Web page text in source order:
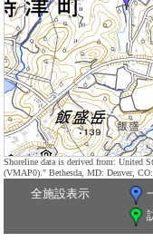
Shoreline data is derived from: United
(VMAP0)." Bethesda, MD: Denver,
全施設表示